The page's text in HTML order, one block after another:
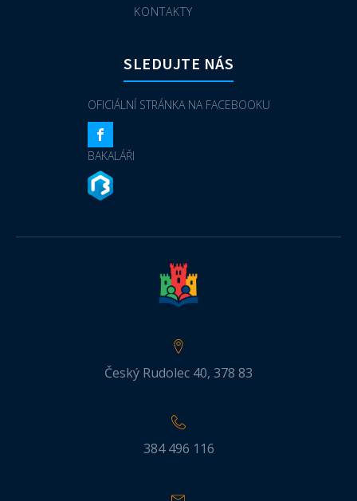
KONTAKTY
SLEDUJTE NÁS
OFICIÁLNÍ STRÁNKA NA FACEBOOKU
BAKALÁŘI
Český Rudolec 40, 378 83
384 496 116